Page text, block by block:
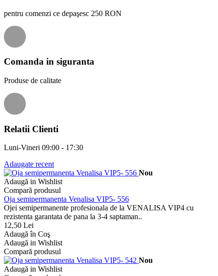
pentru comenzi ce depaşesc 250 RON
Comanda in siguranta
Produse de calitate
Relatii Clienti
Luni-Vineri 09:00 - 17:30
Adaugate recent
Nou
Adaugă in Wishlist
Compară produsul
Oja semipermanenta Venalisa VIP5- 556
Ojei semipermanente profesionala de la VENALISA VIP4 cu
rezistenta garantata de pana la 3-4 saptaman..
12,50 Lei
Adaugă în Coş
Adaugă in Wishlist
Compară produsul
Nou
Adaugă in Wishlist